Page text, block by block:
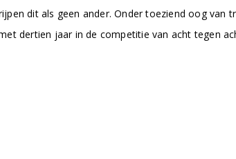
dit als geen ander. Onder toeziend oog van
dertien jaar in de competitie van acht tegen